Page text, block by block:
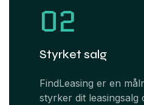
02
Styrket salg
FindLeasing er en
styrker dit leasingsalg